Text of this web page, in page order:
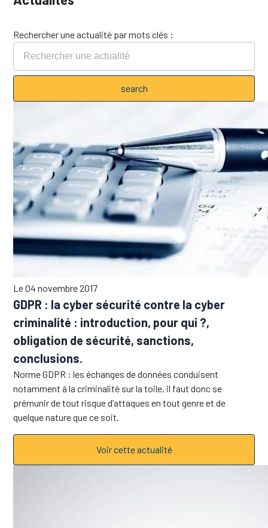
Rechercher une actualité par mots clés :
Le 04 novembre 2017
GDPR : la cyber sécurité contre la cyber
criminalité : introduction, pour qui ?,
obligation de sécurité, sanctions,
conclusions.
Norme GDPR : les échanges de données conduisent
notamment à la criminalité sur la toile, il faut donc se
prémunir de tout risque d’attaques en tout genre et de
quelque nature que ce soit.
Voir cette actualité